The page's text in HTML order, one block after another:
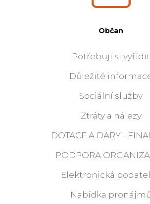
Občan
Potřebuji si vyřídit
Důležité
Sociální služby
Ztráty a nálezy
DOTACE A DARY -
PODPORA
Elektronická
Nabídka